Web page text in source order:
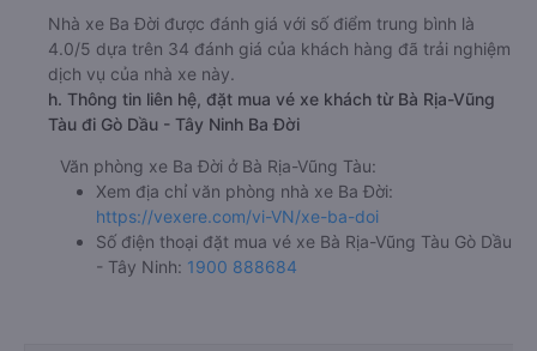
Nhà xe Ba Đời được đánh giá với số điểm trung bình là
4.0/5 dựa trên 34 đánh giá của khách hàng đã trải nghiệm
dịch vụ của nhà xe này.
h. Thông tin liên hệ, đặt mua vé xe khách từ Bà Rịa-Vũng
Tàu đi Gò Dầu - Tây Ninh Ba Đời
Văn phòng xe Ba Đời ở Bà Rịa-Vũng Tàu:
Xem địa chỉ văn phòng nhà xe Ba Đời:
https://vexere.com/vi-VN/xe-ba-doi
Số điện thoại đặt mua vé xe Bà Rịa-Vũng Tàu Gò Dầu
- Tây Ninh: 1900 888684